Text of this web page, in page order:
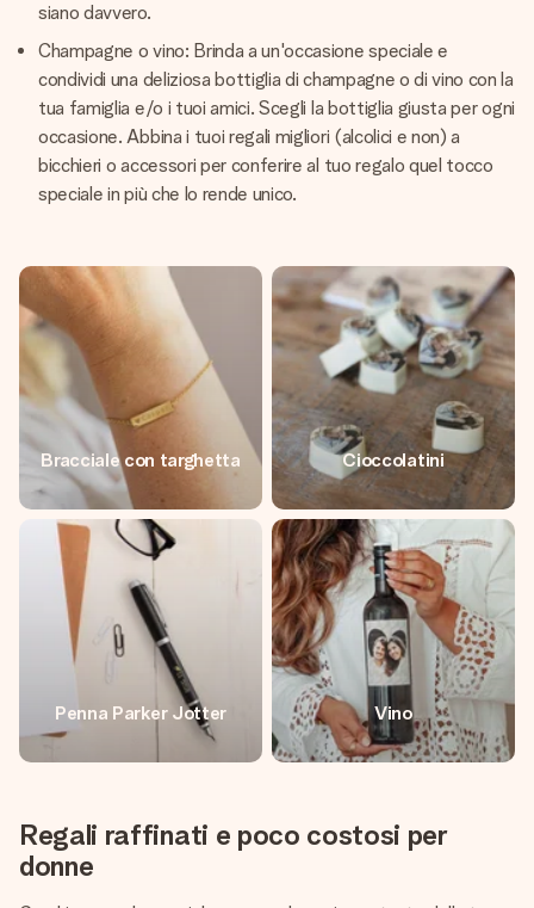
siano davvero.
Champagne o vino: Brinda a un'occasione speciale e
condividi una deliziosa bottiglia di champagne o di vino con la
tua famiglia e/o i tuoi amici. Scegli la bottiglia giusta per ogni
occasione. Abbina i tuoi regali migliori (alcolici e non) a
bicchieri o accessori per conferire al tuo regalo quel tocco
speciale in più che lo rende unico.
Bracciale con targhetta Cioccolatini
Penna Parker Jotter Vino
Regali raffinati e poco costosi per
donne